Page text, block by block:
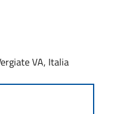
VA, Italia